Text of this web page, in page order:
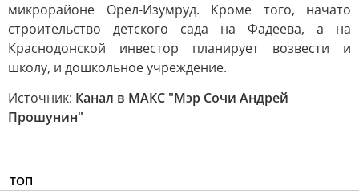
микрорайоне Орел-Изумруд. Кроме того, начато
строительство детского сада на Фадеева, а на
Краснодонской инвестор планирует возвести и
школу, и дошкольное учреждение.
Источник: Канал в МАКС "Мэр Сочи Андрей
Прошунин"
ТОП